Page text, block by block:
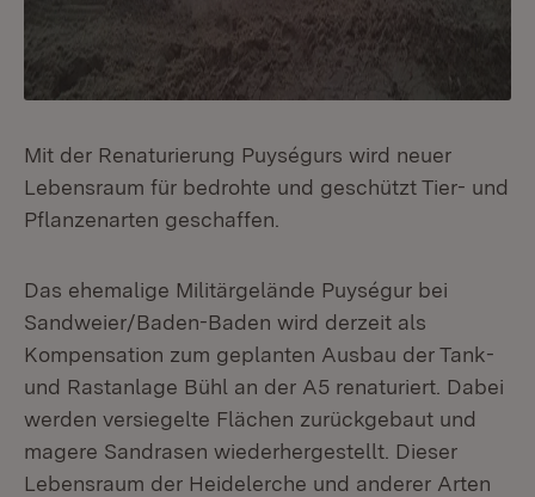
Mit der Renaturierung Puységurs wird neuer
Lebensraum für bedrohte und geschützt Tier- und
Pflanzenarten geschaffen.
Das ehemalige Militärgelände Puységur bei
Sandweier/Baden-Baden wird derzeit als
Kompensation zum geplanten Ausbau der Tank-
und Rastanlage Bühl an der A5 renaturiert. Dabei
werden versiegelte Flächen zurückgebaut und
magere Sandrasen wiederhergestellt. Dieser
Lebensraum der Heidelerche und anderer Arten